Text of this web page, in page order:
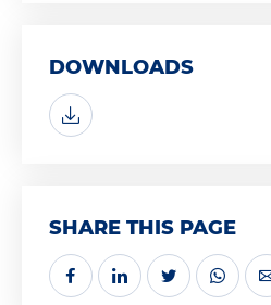
DOWNLOADS
SHARE THIS PAGE